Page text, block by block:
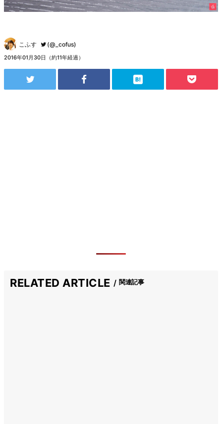
こふす (@_cofus)
2016年01月30日（約11年経過）
RELATED ARTICLE 関連記事